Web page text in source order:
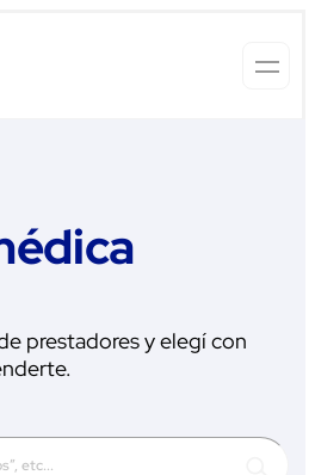
prestadores y elegí con